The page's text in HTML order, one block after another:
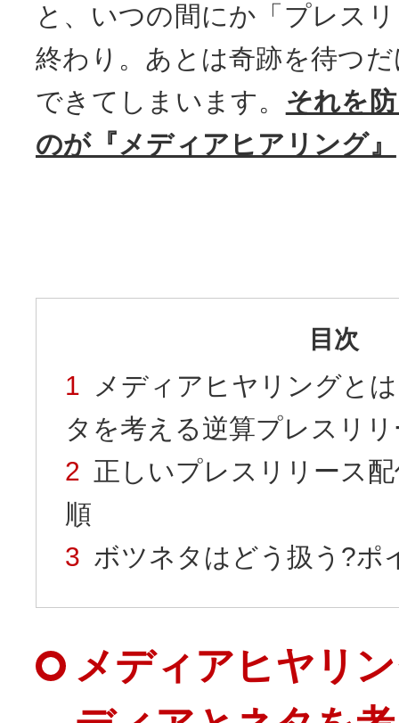
と、いつの間にか「プレス
終わり。あとは奇跡を待つ
できてしまいます。 それを
のが『メディアヒアリング』
目次
メディアヒヤリングと
タを考える逆算プレスリ
正しいプレスリリース
順
ボツネタはどう扱う?ポ
メディアヒヤリ